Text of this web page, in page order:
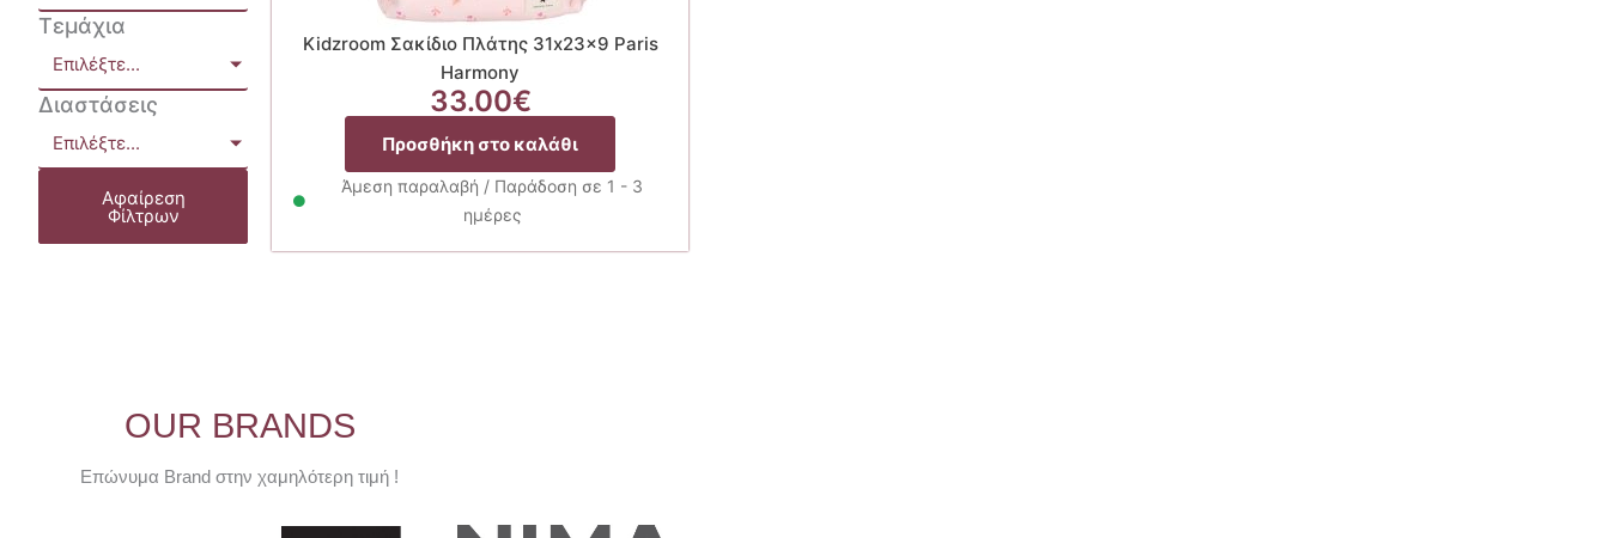
Τεμάχια
Επιλέξτε...
Διαστάσεις
Επιλέξτε...
Αφαίρεση
Φίλτρων
Kidzroom Σακίδιο Πλάτης 31x23x9 Paris
Harmony
33.00€
Προσθήκη στο καλάθι
Άμεση παραλαβή / Παράδοση σε 1 - 3
ημέρες
OUR BRANDS
Επώνυμα Brand στην χαμηλότερη τιμή !